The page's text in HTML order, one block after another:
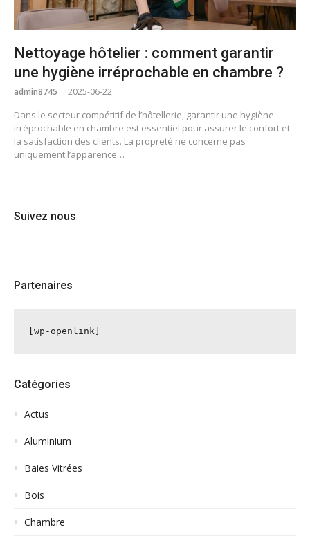
Nettoyage hôtelier : comment garantir
une hygiène irréprochable en chambre ?
admin8745 2025-06-22
Dans le secteur compétitif de l’hôtellerie, garantir une hygiène
irréprochable en chambre est essentiel pour assurer le confort et
la satisfaction des clients. La propreté ne concerne pas
uniquement l’apparence…
Suivez nous
Partenaires
[wp-openlink]
Catégories
Actus
Aluminium
Baies Vitrées
Bois
Chambre